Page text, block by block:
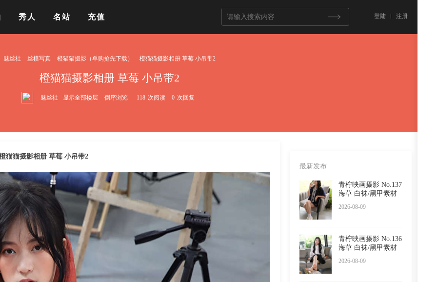
秀人 名站 充值 登陆 注册
魅丝社 丝模写真 橙猫猫摄影（单购抢先下载） 橙猫猫摄影相册 草莓 小吊带2
橙猫猫摄影相册 草莓 小吊带2
魅丝社 显示全部楼层 倒序浏览 118 次阅读 0 次回复
最新发布
青柠映画摄影 No.137
海草 白袜/黑甲素材
2026-08-09
青柠映画摄影 No.136
海草 白袜/黑甲素材
2026-08-09
猫猫摄影相册 草莓 小吊带2